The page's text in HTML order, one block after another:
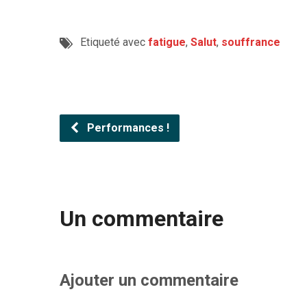
Etiqueté avec fatigue, Salut, souffrance
Performances !
Un commentaire
Ajouter un commentaire